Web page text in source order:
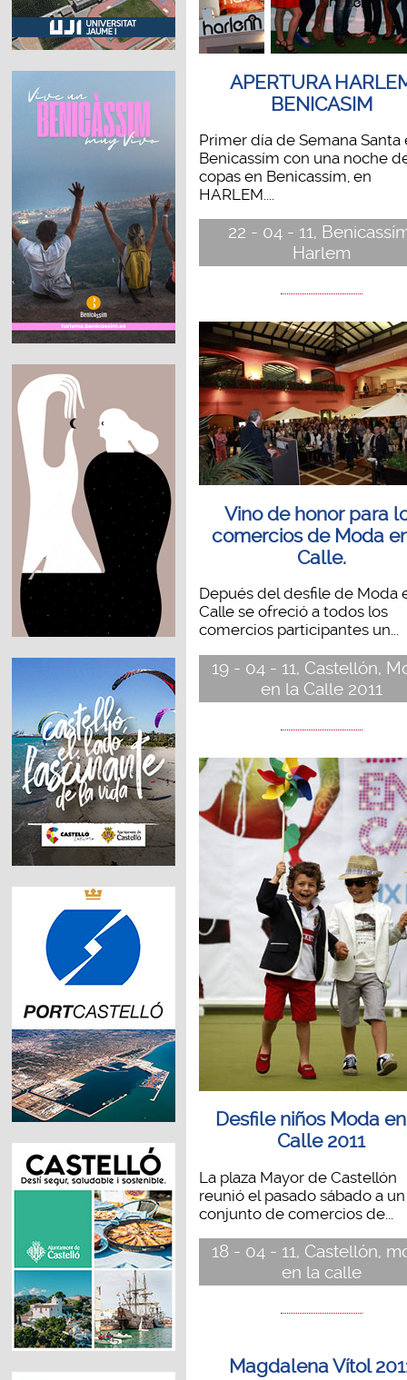
APERTURA
BENICASIM
Primer día de Semana Santa
Benicassím con una noche
copas en Benicassím, en
HARLEM....
22 - 04 - 11,
Harlem
Vino de honor para
comercios de Moda
Calle.
Depués del desfile de Moda
Calle se ofreció a todos los
comercios participantes un...
19 - 04 - 11, Castellón,
en la Calle 2011
Desfile niños Moda
Calle 2011
La plaza Mayor de Castellón
reunió el pasado sábado a un
conjunto de comercios de...
18 - 04 - 11, Castellón,
en la calle
Magdalena Vítol